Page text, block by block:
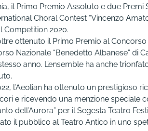
il Primo Premio Assoluto e due
Choral Contest “Vincenzo
Competition 2020.
ottenuto il Primo Premio al
Nazionale “Benedetto Albanese” di
anno. L’ensemble ha anche
l’Aeolian ha ottenuto un prestigioso
e ricevendo una menzione speciale
dell’Aurora” per il Segesta Teatro
il pubblico al Teatro Antico in uno